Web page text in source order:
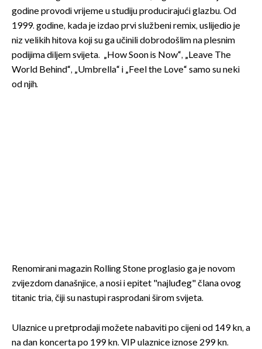
godine provodi vrijeme u studiju producirajući glazbu. Od
1999. godine, kada je izdao prvi službeni remix, uslijedio je
niz velikih hitova koji su ga učinili dobrodošlim na plesnim
podijima diljem svijeta. „How Soon is Now“, „Leave The
World Behind“, „Umbrella“ i „Feel the Love“ samo su neki
od njih.
Renomirani magazin Rolling Stone proglasio ga je novom
zvijezdom današnjice, a nosi i epitet "najluđeg" člana ovog
titanic tria, čiji su nastupi rasprodani širom svijeta.
Ulaznice u pretprodaji možete nabaviti po cijeni od 149 kn, a
na dan koncerta po 199 kn. VIP ulaznice iznose 299 kn.